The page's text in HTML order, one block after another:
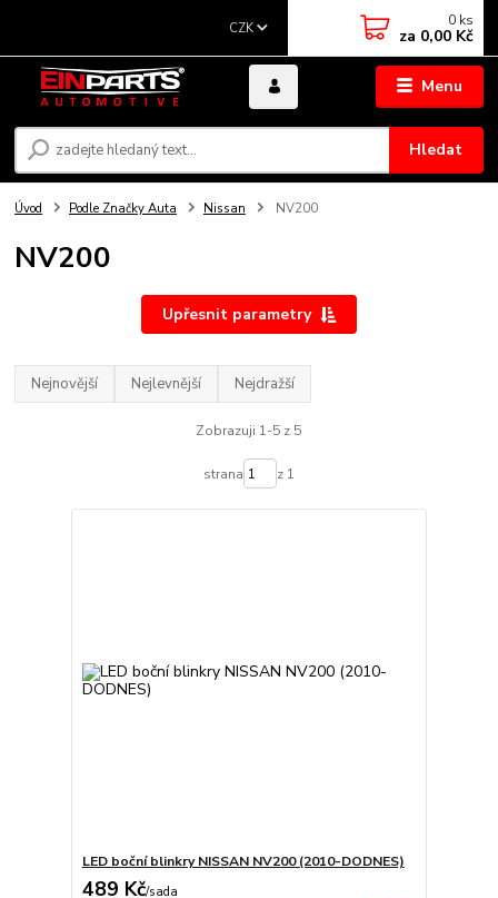
Menu
CZK
Hledat
0 ks
za 0,00 Kč
Úvod Podle Značky Auta Nissan NV200
NV200
Upřesnit parametry
Nejnovější Nejlevnější Nejdražší
Zobrazuji 1-5 z 5
strana z 1
LED boční blinkry NISSAN NV200 (2010-DODNES)
489 Kč/sada